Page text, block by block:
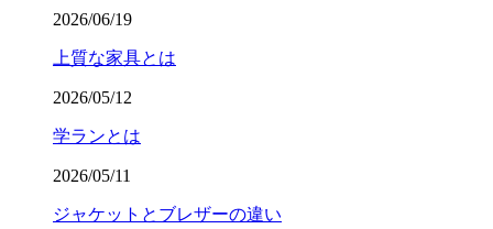
2026/06/19
上質な家具とは
2026/05/12
学ランとは
2026/05/11
ジャケットとブレザーの違い